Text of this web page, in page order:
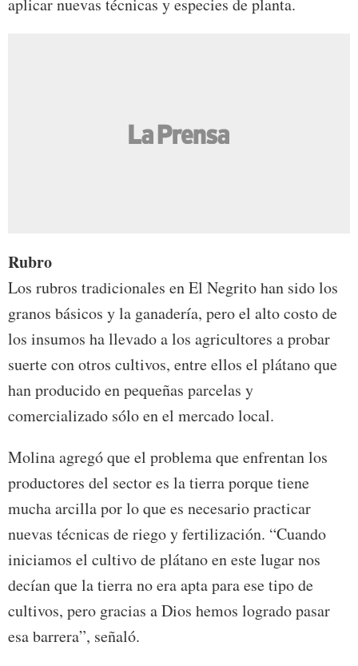
aplicar nuevas técnicas y especies de planta.
Rubro
Los rubros tradicionales en El Negrito han sido los
granos básicos y la ganadería, pero el alto costo de
los insumos ha llevado a los agricultores a probar
suerte con otros cultivos, entre ellos el plátano que
han producido en pequeñas parcelas y
comercializado sólo en el mercado local.
Molina agregó que el problema que enfrentan los
productores del sector es la tierra porque tiene
mucha arcilla por lo que es necesario practicar
nuevas técnicas de riego y fertilización. “Cuando
iniciamos el cultivo de plátano en este lugar nos
decían que la tierra no era apta para ese tipo de
cultivos, pero gracias a Dios hemos logrado pasar
esa barrera”, señaló.